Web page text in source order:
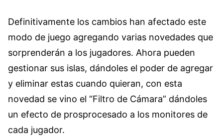
Definitivamente los cambios han afectado este
modo de juego agregando varias novedades que
sorprenderán a los jugadores. Ahora pueden
gestionar sus islas, dándoles el poder de agregar
y eliminar estas cuando quieran, con esta
novedad se vino el “Filtro de Cámara” dándoles
un efecto de prosprocesado a los monitores de
cada jugador.